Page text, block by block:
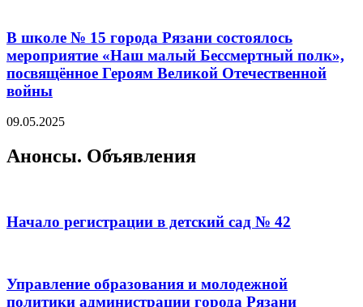
В школе № 15 города Рязани состоялось
мероприятие «Наш малый Бессмертный полк»,
посвящённое Героям Великой Отечественной
войны
09.05.2025
Анонсы. Объявления
Начало регистрации в детский сад № 42
Управление образования и молодежной
политики администрации города Рязани